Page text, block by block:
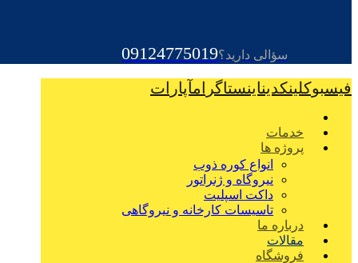
سؤالی دارید؟09124775019
فیسبوکلینکدیناینستاگرامآپارات
خدمات
پروژه ها
انواع کوره ذوب
نیروگاه و ژنراتور
داکت اسپلیت
تاسیسات کارخانه و نیروگاهی
درباره ما
مقالات
فروشگاه